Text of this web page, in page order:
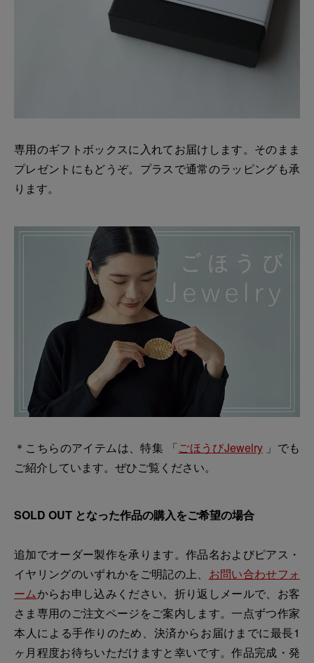
専用のギフトボックスに入れてお届けします。そのまま
プレゼントにもどうぞ。プラスで通常のラッピングも承
ります。
＊こちらのアイテムは、特集 「ごほうびJewelry」でも
ご紹介しています。ぜひご覧ください。
SOLD OUT となった作品の購入をご希望の場合
追加でオーダー製作を承ります。作品名およびピアス・
イヤリングのいずれかをご明記の上、 お問い合わせフォ
ームからお申し込みください。折り返しメールで、お客
さま専用のご注文ページをご案内します。一点ずつ作家
本人による手作りのため、決済からお届けまでに最長1
ヶ月程度お待ちいただけますと幸いです。作品完成・発